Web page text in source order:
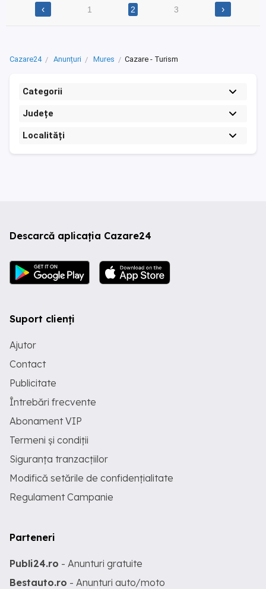
‹ 1 2 3 ›
Cazare24 Anunțuri Mures Cazare - Turism
Categorii
Județe
Localități
Descarcă aplicația Cazare24
Suport clienți
Ajutor
Contact
Publicitate
Întrebări frecvente
Abonament VIP
Termeni și condiții
Siguranța tranzacțiilor
Modifică setările de confidențialitate
Regulament Campanie
Parteneri
Publi24.ro - Anunturi gratuite
Bestauto.ro - Anunturi auto/moto